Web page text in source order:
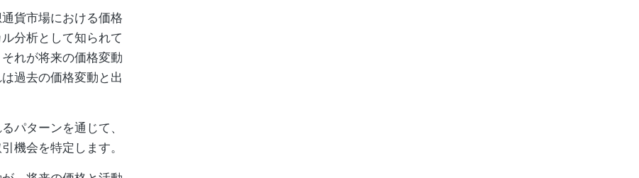
貨市場における価格
分析として知られて
れが将来の価格変動
過去の価格変動と出
パターンを通じて、
機会を特定します。